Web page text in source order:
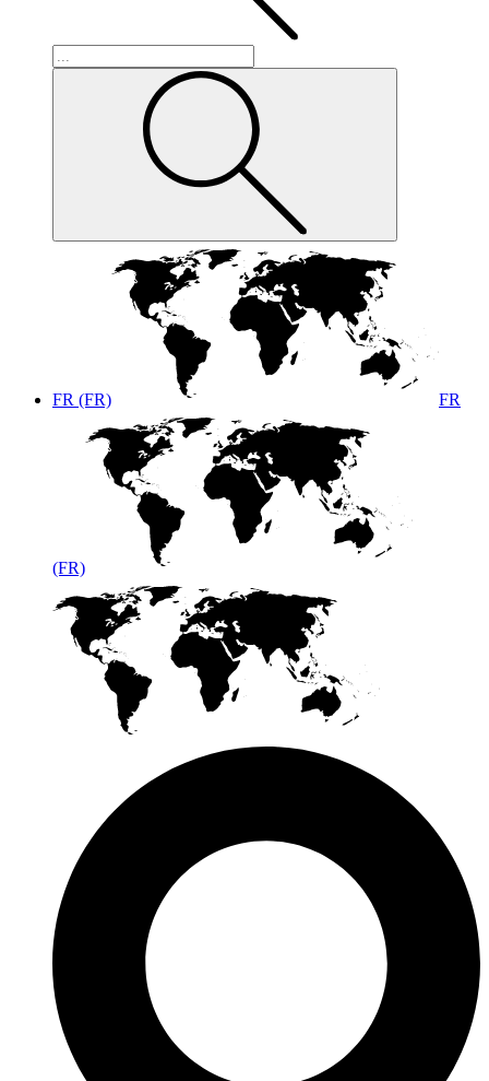
FR (FR) FR
(FR)